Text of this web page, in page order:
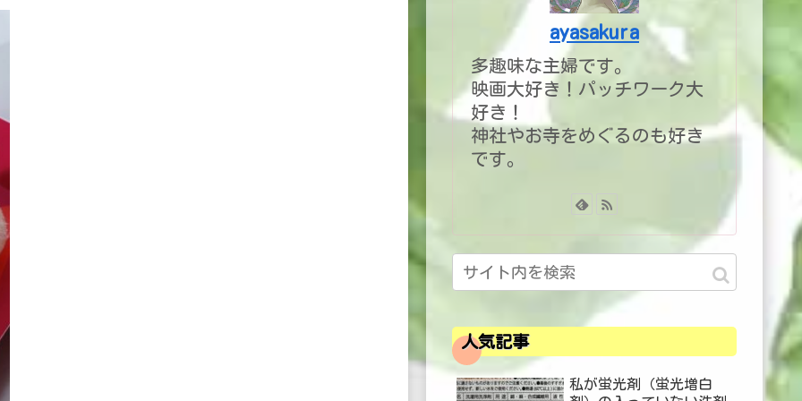
ayasakura
多趣味な主婦です。
映画大好き！パッチワーク大
好き！
神社やお寺をめぐるのも好き
です。
人気記事
私が蛍光剤（蛍光増白